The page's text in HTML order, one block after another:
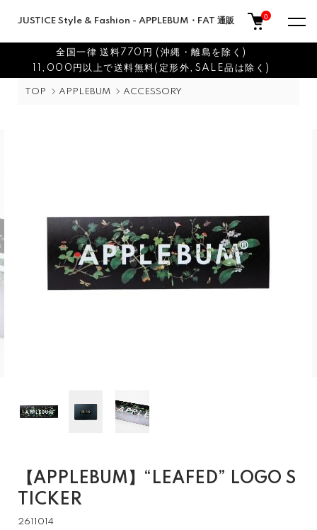
JUSTICE Style & Fashion - APPLEBUM・FAT 通販 0
全国一律 送料770円 (沖縄・離島を除く)
11,000円以上で送料無料(定形外,SALE品は除く)
TOP APPLEBUM ACCESSORY
【APPLEBUM】“LEAFED” LOGO S
TICKER
2611014